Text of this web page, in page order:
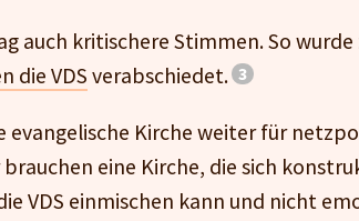
auch kritischere Stimmen. So
die VDS verabschiedet.
evangelische Kirche weiter für
eine Kirche, die sich
VDS einmischen kann und nicht